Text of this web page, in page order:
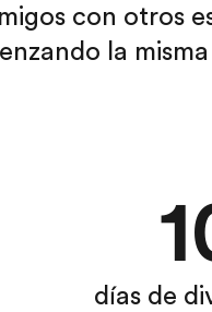
con otros
la
días de